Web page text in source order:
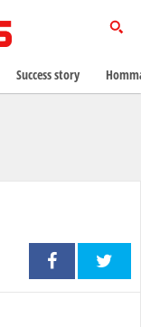
Success story